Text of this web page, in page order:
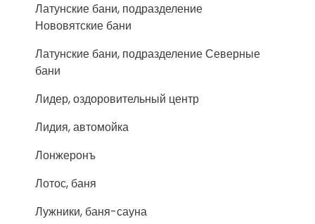
Латунские бани, подразделение
Нововятские бани
Латунские бани, подразделение Северные
бани
Лидер, оздоровительный центр
Лидия, автомойка
Лонжеронъ
Лотос, баня
Лужники, баня-сауна